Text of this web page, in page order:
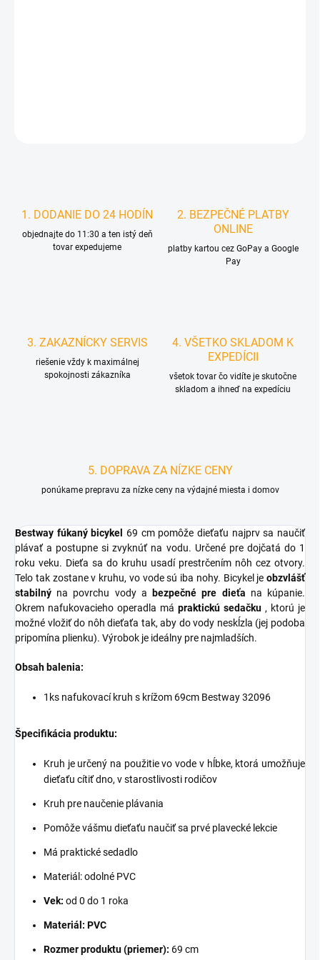
1. DODANIE DO 24 HODÍN
objednajte do 11:30 a ten istý deň
tovar expedujeme
2. BEZPEČNÉ PLATBY
ONLINE
platby kartou cez GoPay a Google
Pay
3. ZAKAZNÍCKY SERVIS
riešenie vždy k maximálnej
spokojnosti zákazníka
4. VŠETKO SKLADOM K
EXPEDÍCII
všetok tovar čo vidíte je skutočne
skladom a ihneď na expedíciu
5. DOPRAVA ZA NÍZKE CENY
ponúkame prepravu za nízke ceny na výdajné miesta i domov
Bestway fúkaný bicykel
69 cm pomôže dieťaťu najprv sa naučiť
plávať a postupne si zvyknúť na vodu. Určené pre dojčatá do 1
roku veku. Dieťa sa do kruhu usadí prestrčením nôh cez otvory.
Telo tak zostane v kruhu, vo vode sú iba nohy. Bicykel je obzvlášť
stabilný na povrchu vody a bezpečné pre dieťa na kúpanie.
Okrem nafukovacieho operadla má praktickú sedačku , ktorú je
možné vložiť do nôh dieťaťa tak, aby do vody neskĺzla (jej podoba
pripomína plienku). Výrobok je ideálny pre najmladších.
Obsah balenia:
1ks nafukovací kruh s krížom 69cm Bestway 32096
Špecifikácia produktu:
Kruh je určený na použitie vo vode v hĺbke, ktorá umožňuje
dieťaťu cítiť dno, v starostlivosti rodičov
Kruh pre naučenie plávania
Pomôže vášmu dieťaťu naučiť sa prvé plavecké lekcie
Má praktické sedadlo
Materiál: odolné PVC
Vek: od 0 do 1 roka
Materiál: PVC
Rozmer produktu (priemer): 69 cm